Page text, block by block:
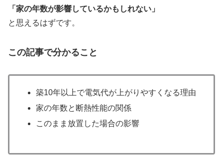
「家の年数が影響しているかもしれない」
と思えるはずです。
この記事で分かること
築10年以上で電気代が上がりやすくなる理由
家の年数と断熱性能の関係
このまま放置した場合の影響